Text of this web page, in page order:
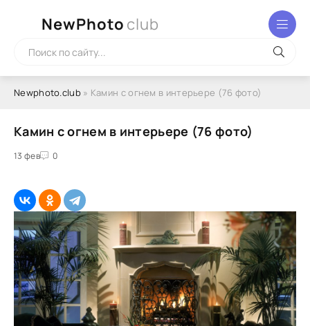
NewPhoto club
Newphoto.club» Камин с огнем в интерьере (76 фото)
Камин с огнем в интерьере (76 фото)
13 фев 0